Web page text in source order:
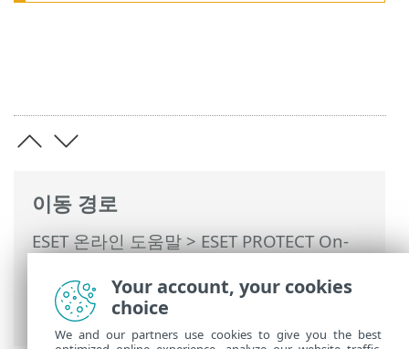
이동 경로
ESET 온라인 도움말>ESET PROTECT On-
배포>로컬 배포>에이전트 스크립트 설치
관리자 생성> 에이전트 배포 - macOS
Your account, your cookies
choice
We and our partners use cookies to give you the best